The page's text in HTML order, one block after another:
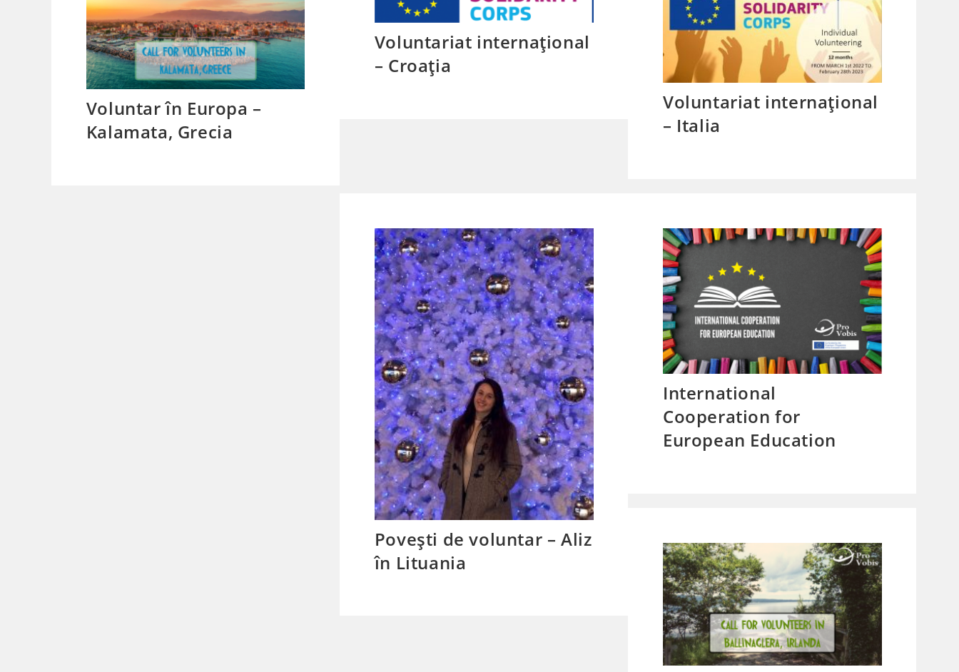
Voluntar în Europa –
Kalamata, Grecia
Voluntariat internațional
– Croația
Voluntariat internațional
– Italia
Povești de voluntar – Aliz
în Lituania
International
Cooperation for
European Education